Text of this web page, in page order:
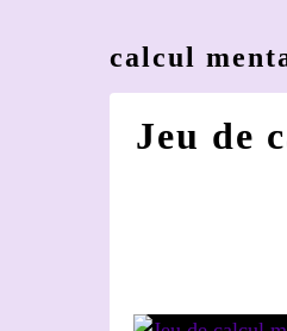
calcul
Jeu de